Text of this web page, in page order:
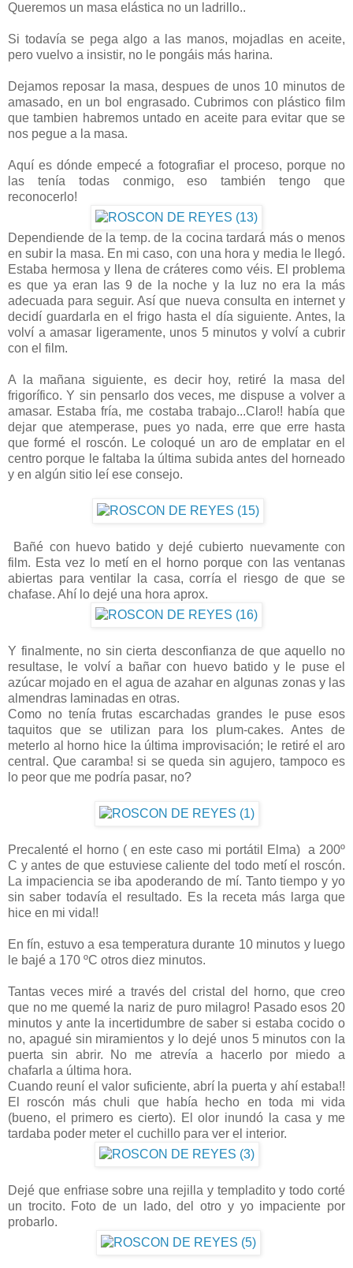
Queremos un masa elástica no un ladrillo..
Si todavía se pega algo a las manos, mojadlas en aceite,
pero vuelvo a insistir, no le pongáis más harina.
Dejamos reposar la masa, despues de unos 10 minutos de
amasado, en un bol engrasado. Cubrimos con plástico film
que tambien habremos untado en aceite para evitar que se
nos pegue a la masa.
Aquí es dónde empecé a fotografiar el proceso, porque no
las tenía todas conmigo, eso también tengo que
reconocerlo!
Dependiende de la temp. de la cocina tardará más o menos
en subir la masa. En mi caso, con una hora y media le llegó.
Estaba hermosa y llena de cráteres como véis. El problema
es que ya eran las 9 de la noche y la luz no era la más
adecuada para seguir. Así que nueva consulta en internet y
decidí guardarla en el frigo hasta el día siguiente. Antes, la
volví a amasar ligeramente, unos 5 minutos y volví a cubrir
con el film.
A la mañana siguiente, es decir hoy, retiré la masa del
frigorífico. Y sin pensarlo dos veces, me dispuse a volver a
amasar. Estaba fría, me costaba trabajo...Claro!! había que
dejar que atemperase, pues yo nada, erre que erre hasta
que formé el roscón. Le coloqué un aro de emplatar en el
centro porque le faltaba la última subida antes del horneado
y en algún sitio leí ese consejo.
Bañé con huevo batido y dejé cubierto nuevamente con
film. Esta vez lo metí en el horno porque con las ventanas
abiertas para ventilar la casa, corría el riesgo de que se
chafase. Ahí lo dejé una hora aprox.
Y finalmente, no sin cierta desconfianza de que aquello no
resultase, le volví a bañar con huevo batido y le puse el
azúcar mojado en el agua de azahar en algunas zonas y las
almendras laminadas en otras.
Como no tenía frutas escarchadas grandes le puse esos
taquitos que se utilizan para los plum-cakes. Antes de
meterlo al horno hice la última improvisación; le retiré el aro
central. Que caramba! si se queda sin agujero, tampoco es
lo peor que me podría pasar, no?
Precalenté el horno ( en este caso mi portátil Elma) a 200º
C y antes de que estuviese caliente del todo metí el roscón.
La impaciencia se iba apoderando de mí. Tanto tiempo y yo
sin saber todavía el resultado. Es la receta más larga que
hice en mi vida!!
En fín, estuvo a esa temperatura durante 10 minutos y luego
le bajé a 170 ºC otros diez minutos.
Tantas veces miré a través del cristal del horno, que creo
que no me quemé la nariz de puro milagro! Pasado esos 20
minutos y ante la incertidumbre de saber si estaba cocido o
no, apagué sin miramientos y lo dejé unos 5 minutos con la
puerta sin abrir. No me atrevía a hacerlo por miedo a
chafarla a última hora.
Cuando reuní el valor suficiente, abrí la puerta y ahí estaba!!
El roscón más chuli que había hecho en toda mi vida
(bueno, el primero es cierto). El olor inundó la casa y me
tardaba poder meter el cuchillo para ver el interior.
Dejé que enfriase sobre una rejilla y templadito y todo corté
un trocito. Foto de un lado, del otro y yo impaciente por
probarlo.